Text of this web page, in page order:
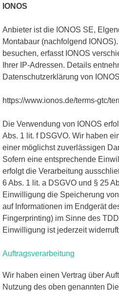
IONOS
Anbieter ist die IONOS SE,
Montabaur (nachfolgend
besuchen, erfasst IONOS
Ihrer IP-Adressen. Details
Datenschutzerklärung von
https://www.ionos.de/terms-gtc/
Die Verwendung von IONOS
Abs. 1 lit. f DSGVO. Wir haben
einer möglichst zuverlässigen
Sofern eine entsprechende
erfolgt die Verarbeitung
6 Abs. 1 lit. a DSGVO und § 25
Einwilligung die Speicherung
auf Informationen im Endgerät
Fingerprinting) im Sinne des
Einwilligung ist jederzeit
Auftragsverarbeitung
Wir haben einen Vertrag über
Nutzung des oben genannten